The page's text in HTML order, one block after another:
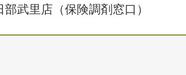
武里店（保険調剤窓口）